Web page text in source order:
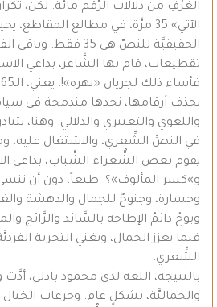
الغرْفِ من دلالات الرّقم مائة. لكن،
الآتي» 35 مرَّة، في مطالع
الحقيقيَّة للنصّ هي 35
تقطيعات، قام بها الشَّاعر، بداعي
نحذف أرقامها، نجدها مندمجة في
واللغوي والتعبيري والدلالي. وهنا،
في النصِّ الشِّعري، والاشتغال عليه،
يقوم بعض الشُّعراء الشَّباب، بداعي
و»كسر المألوف»؟. طبعاً، دون أن
وجسارة، وجنوحٌ للجمال والدهشة
وبوحٌ دائمُ الإطاحة بالسَّائد والرَّائج
فيما يعزز الجمال، ويغني التجربة
الشِّعري.
بالنتيجة، اللغة لدى محمود بادلي،
والجماليَّة، بشكلٍ عام. وجرعات